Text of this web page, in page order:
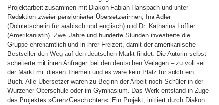
Projektarbeit zusammen mit Diakon Fabian Hanspach und unter
Redaktion zweier pensionierter Übersetzerinnen, Ina Adler
(Dolmetscherin für arabisch und englisch) und Dr. Katharina Löffler
(Amerikanistin). Zwei Jahre und hunderte Stunden investierte die
Gruppe ehrenamtlich und in ihrer Freizeit, damit der amerikanische
Bestseller den Weg auf den deutschen Markt findet. Die Autorin selbst
scheiterte mit ihren Anfragen bei den deutschen Verlagen – zu voll sei
der Markt mit diesen Themen und es wäre kein Platz für solch ein
Buch. Alle Übersetzer waren zu Beginn der Arbeit noch Schüler in der
Wurzener Oberschule oder im Gymnasium. Das Werk entstand in Zuge
des Projektes »GrenzGeschichten«. Ein Projekt, initiiert durch Diakon